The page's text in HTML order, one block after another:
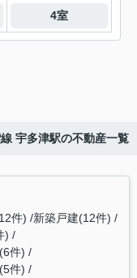
4室
宇多津駅の不動産一覧
件) 新築戸建(12件)
)
件)
件)